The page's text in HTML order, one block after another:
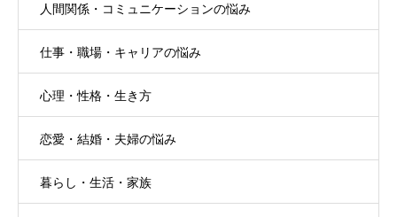
人間関係・コミュニケーションの悩み
仕事・職場・キャリアの悩み
心理・性格・生き方
恋愛・結婚・夫婦の悩み
暮らし・生活・家族